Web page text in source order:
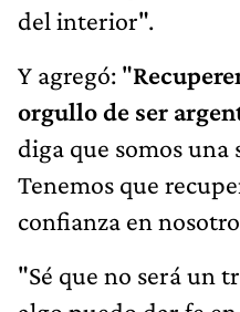
del interior".
Y agregó: "
orgullo de ser
diga que somos una
Tenemos que
confianza en
"Sé que no será un